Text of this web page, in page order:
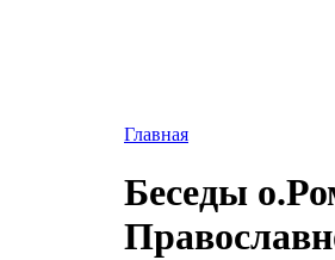
Главная
Беседы